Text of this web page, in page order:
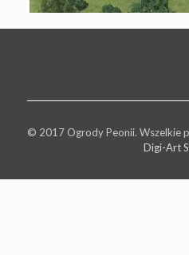
© 2017 Ogrody Peonii. Wszelkie
Digi-Art